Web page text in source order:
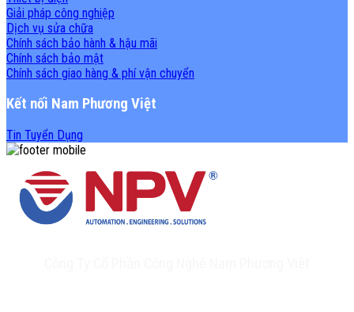
Giải pháp công nghiệp
Dịch vụ sửa chữa
Chính sách bảo hành & hậu mãi
Chính sách bảo mật
Chính sách giao hàng & phí vận chuyển
Kết nối Nam Phương Việt
Tin Tuyển Dụng